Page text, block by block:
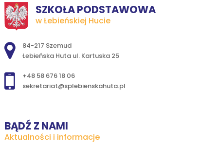
SZKOŁA PODSTAWOWA
w Łebieńskiej Hucie
Adres pocztowy:
84-217 Szemud
Łebieńska Huta ul. Kartuska 25
+48 58 676 18 06
sekretariat@splebienskahuta.pl
BĄDŹ Z NAMI
Aktualności i informacje